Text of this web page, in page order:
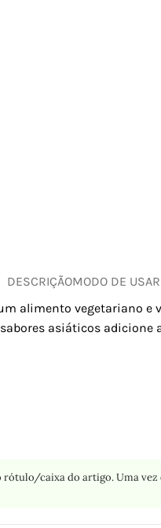
DESCRIÇÃOMODO DE USAR
alimento vegetariano e
asiáticos adicione
caixa do artigo. Uma